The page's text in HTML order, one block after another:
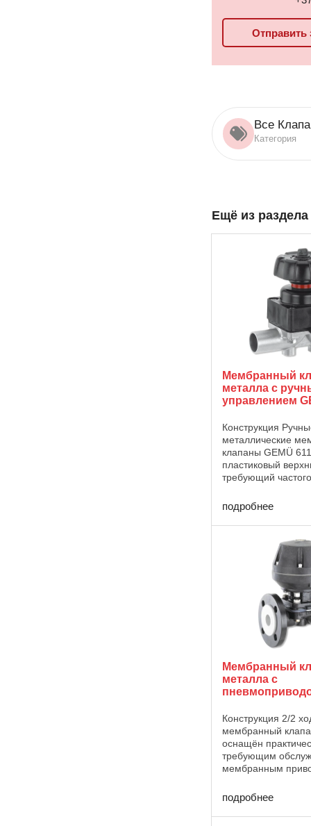
Отправить
Все
Категория
Ещё из раздела
Мембранный
металла с
управлением
Конструкция
металлические
клапаны GEMÜ
пластиковый
требующий частого
оптический
в стандартной
Технические
подробнее
Мембранный
металла с
Конструкция 2/2
мембранный
оснащён
требующим
мембранным
нейтральными
Характеристики -
для нейтральных,
подробнее